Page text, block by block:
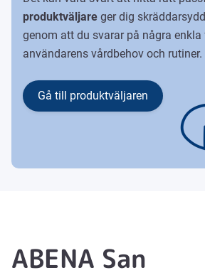
produktväljare ger dig
genom att du svarar på några
användarens vårdbehov och rutiner.
Gå till produktväljaren
ABENA San